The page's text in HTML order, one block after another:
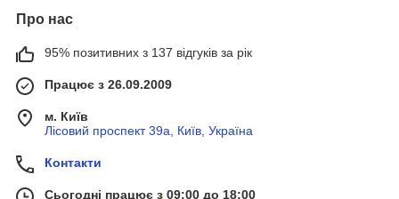
Про нас
95% позитивних з 137 відгуків за рік
Працює з 26.09.2009
м. Київ
Лісовий проспект 39а, Київ, Україна
Контакти
Сьогодні працює з 09:00 до 18:00